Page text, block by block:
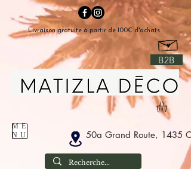
B2B
50a Grand Route, 1435
ME
NU
Livraison gratuite à partir de 100€ d'achats